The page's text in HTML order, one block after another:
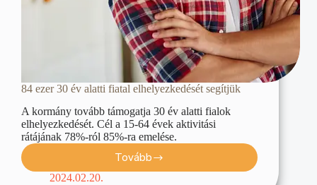
84 ezer 30 év alatti fiatal elhelyezkedését segítjük
A kormány tovább támogatja 30 év alatti fialok
elhelyezkedését. Cél a 15-64 évek aktivitási
rátájának 78%-ról 85%-ra emelése.
Tovább
2024.02.20.